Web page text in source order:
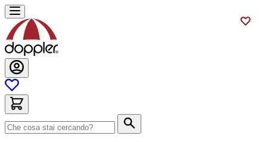
Salta
al
contenuto